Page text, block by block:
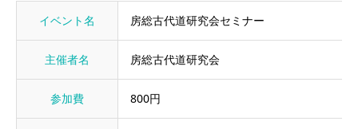
イベント名 房総古代道研究会セミナー
主催者名 房総古代道研究会
参加費 800円